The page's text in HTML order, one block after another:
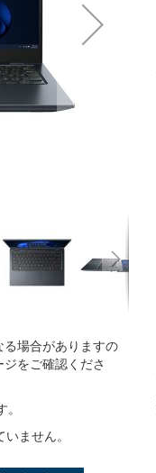
場合がありますの
をご確認くださ
ません。